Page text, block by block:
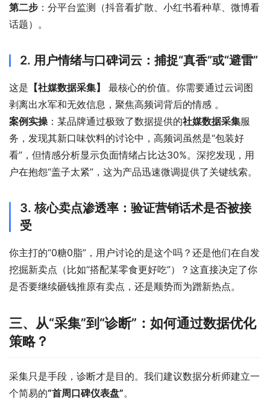
第二步 ：分平台监测（抖音看扩散、小红书看种草、微博看
话题）。
2. 用户情绪与口碑词云：捕捉“真香”或“避雷”
这是 【社媒数据采集】
最核心的价值。你需要通过云词图
剥离出水军和无效信息，聚焦高频词背后的情感 。
案例实操 ：某品牌通过极致了数据提供的社媒数据采集服
务，发现其新口味饮料的讨论中，高频词虽然是“包装好
看”，但情感分析显示负面情绪占比达30%。深挖发现，用
户在抱怨“盖子太紧”，这为产品迅速微调提供了关键线索。
3. 核心卖点渗透率：验证营销话术是否被接
受
你主打的“0糖0脂”，用户讨论的是这个吗？还是他们在自发
挖掘新卖点（比如“搭配某零食更好吃”）？这直接决定了你
是否要继续砸钱推原有卖点，还是顺势而为蹭新热点。
三、从“采集”到“诊断”：如何通过数据优化
策略？
采集只是手段，诊断才是目的。我们建议数据分析师建立一
个简易的“首周口碑仪表盘”。